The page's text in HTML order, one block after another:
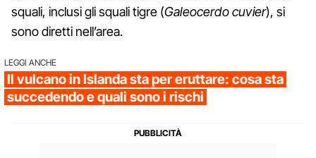
squali, inclusi gli squali tigre (Galeocerdo cuvier), si
sono diretti nell’area.
LEGGI ANCHE
Il vulcano in Islanda sta per eruttare: cosa sta
succedendo e quali sono i rischi